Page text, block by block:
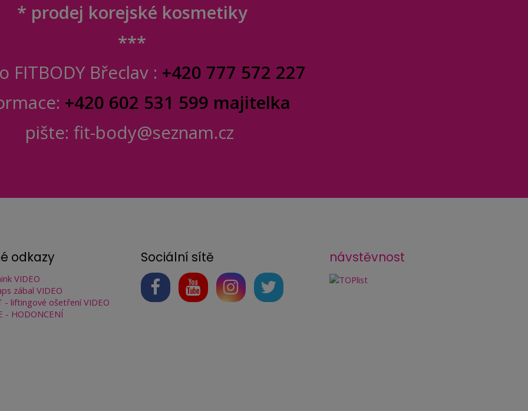
* prodej korejské kosmetiky
***
FITBODY Břeclav : +420 777 572 227
+420 602 531 599 majitelka
pište: fit-body@seznam.cz
odkazy
VIDEO
zábal VIDEO
- liftingové ošetření VIDEO
- HODONCENÍ
Sociální sítě návstěvnost